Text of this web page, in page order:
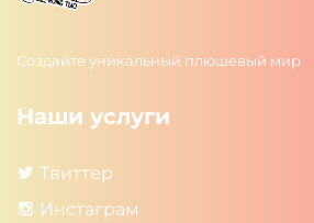
Создайте уникальный плюшевый мир
Наши услуги
Твиттер
Инстаграм